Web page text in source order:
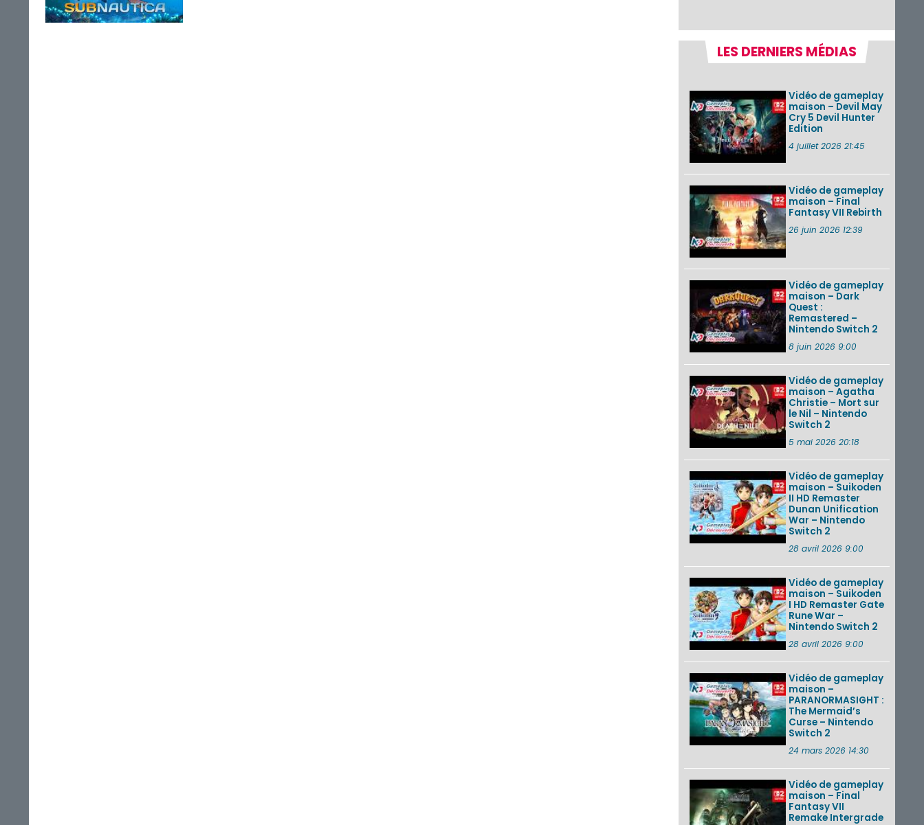
Les sorties eShop de
la semaine 31 de
2026 (Xenoblade
Edit...
Une édition
physique japonaise
de Stray Children
sur Nintendo Switch
décembre ...
Nintendo Music :
des musiques de
cinq jeux Virtual Boy
et de nouveaux
VOIR PLUS DE NEWS
LES DERNIERS MÉDIAS
Vidéo de gameplay
maison – Devil May
Cry 5 Devil Hunter
Edition
4 juillet 2026 21:45
Vidéo de gameplay
maison – Final
Fantasy VII Rebirth
26 juin 2026 12:39
Vidéo de gameplay
maison – Dark
Quest :
Remastered –
Nintendo Switch 2
8 juin 2026 9:00
Vidéo de gameplay
maison – Agatha
Christie – Mort sur
le Nil – Nintendo
Switch 2
5 mai 2026 20:18
Vidéo de gameplay
maison – Suikoden
II HD Remaster
Dunan Unification
War – Nintendo
Switch 2
28 avril 2026 9:00
Vidéo de gameplay
maison – Suikoden
I HD Remaster Gate
Rune War –
Nintendo Switch 2
28 avril 2026 9:00
Vidéo de gameplay
maison –
PARANORMASIGHT :
The Mermaid’s
Curse – Nintendo
Switch 2
24 mars 2026 14:30
Vidéo de gameplay
maison – Final
Fantasy VII
Remake Intergrade